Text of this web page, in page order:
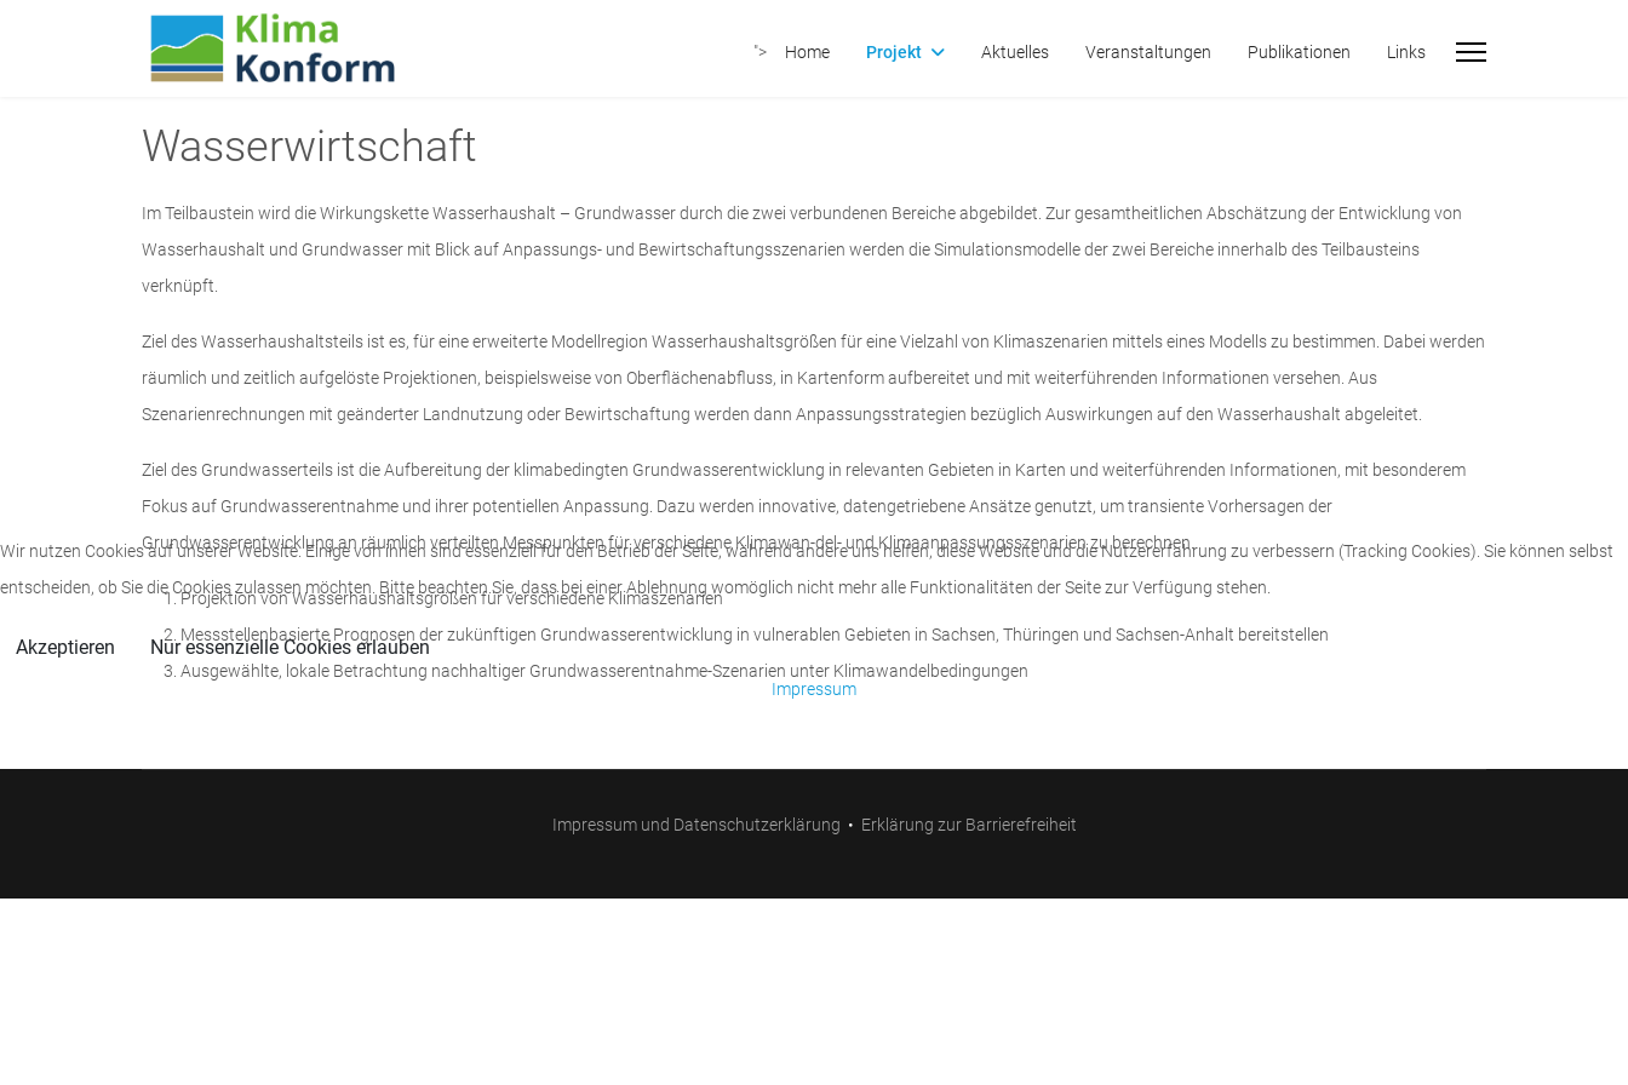
"> Home Projekt Aktuelles Veranstaltungen Publikationen Links
Wasserwirtschaft
Im Teilbaustein wird die Wirkungskette Wasserhaushalt – Grundwasser durch die zwei verbundenen Bereiche abgebildet. Zur gesamtheitlichen Abschätzung der Entwicklung von
Wasserhaushalt und Grundwasser mit Blick auf Anpassungs- und Bewirtschaftungsszenarien werden die Simulationsmodelle der zwei Bereiche innerhalb des Teilbausteins
verknüpft.
Ziel des Wasserhaushaltsteils ist es, für eine erweiterte Modellregion Wasserhaushaltsgrößen für eine Vielzahl von Klimaszenarien mittels eines Modells zu bestimmen. Dabei werden
räumlich und zeitlich aufgelöste Projektionen, beispielsweise von Oberflächenabfluss, in Kartenform aufbereitet und mit weiterführenden Informationen versehen. Aus
Szenarienrechnungen mit geänderter Landnutzung oder Bewirtschaftung werden dann Anpassungsstrategien bezüglich Auswirkungen auf den Wasserhaushalt abgeleitet.
Ziel des Grundwasserteils ist die Aufbereitung der klimabedingten Grundwasserentwicklung in relevanten Gebieten in Karten und weiterführenden Informationen, mit besonderem
Fokus auf Grundwasserentnahme und ihrer potentiellen Anpassung. Dazu werden innovative, datengetriebene Ansätze genutzt, um transiente Vorhersagen der
Grundwasserentwicklung an räumlich verteilten Messpunkten für verschiedene Klimawan-del- und Klimaanpassungsszenarien zu berechnen.
Projektion von Wasserhaushaltsgrößen für verschiedene Klimaszenarien
Messstellenbasierte Prognosen der zukünftigen Grundwasserentwicklung in vulnerablen Gebieten in Sachsen, Thüringen und Sachsen-Anhalt bereitstellen
Ausgewählte, lokale Betrachtung nachhaltiger Grundwasserentnahme-Szenarien unter Klimawandelbedingungen
Impressum und Datenschutzerklärung • Erklärung zur Barrierefreiheit
Wir nutzen Cookies auf unserer Website. Einige von ihnen sind essenziell für den Betrieb der Seite, während andere uns helfen, diese Website und die Nutzererfahrung zu verbessern (Tracking Cookies). Sie können selbst
entscheiden, ob Sie die Cookies zulassen möchten. Bitte beachten Sie, dass bei einer Ablehnung womöglich nicht mehr alle Funktionalitäten der Seite zur Verfügung stehen.
Akzeptieren Nur essenzielle Cookies erlauben
Impressum